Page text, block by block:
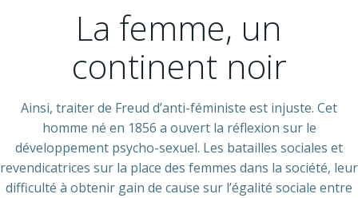
La femme, un
continent noir
Ainsi, traiter de Freud d’anti-féministe est injuste. Cet
homme né en 1856 a ouvert la réflexion sur le
développement psycho-sexuel. Les batailles sociales et
revendicatrices sur la place des femmes dans la société, leur
difficulté à obtenir gain de cause sur l’égalité sociale entre